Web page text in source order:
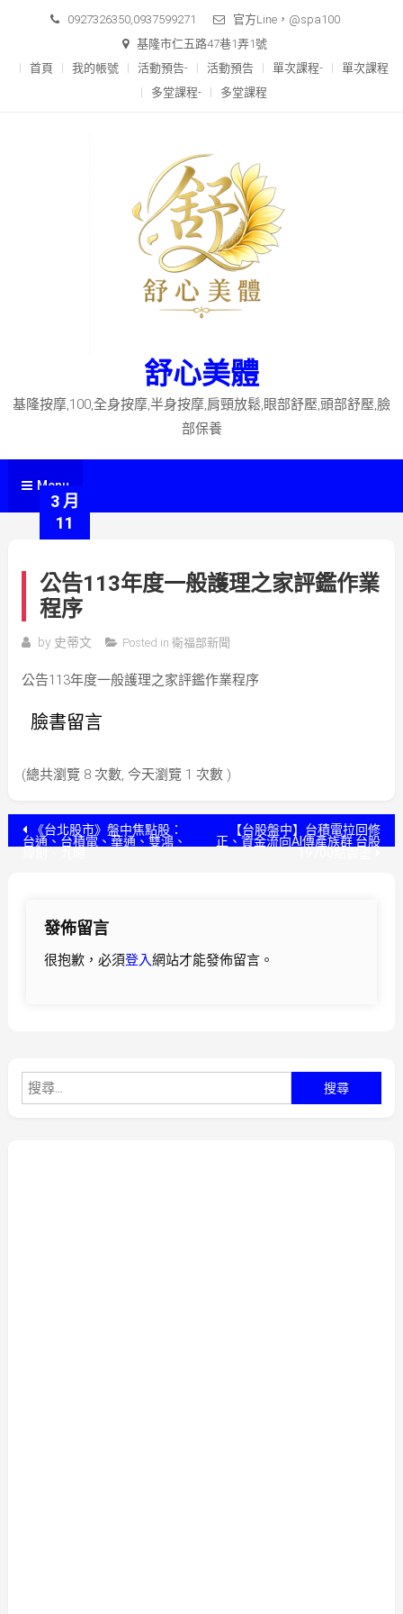
content
0927326350,0937599271
官方Line，@spa100
基隆市仁五路47巷1弄1號
首頁
我的帳號 活動預告- 活動預告 單次課程-
單次課程
多堂課程-
多堂課程
舒心美體
基隆按摩,100,全身按摩,半身按摩,肩頸放鬆,眼部舒壓,頭部舒壓,臉
部保養
Menu
3 月
11
公告113年度一般護理之家評鑑作業
程序
by 史蒂文 Posted in 衛福部新聞
公告113年度一般護理之家評鑑作業程序
臉書留言
(總共瀏覽 8 次數, 今天瀏覽 1 次數 )
文 《台北股市》盤中焦點股：
台通、台積電、華通、雙鴻、
【台股盤中】台積電拉回修
正、資金流向AI傳產族群 台股
發佈留言
很抱歉，必須登入網站才能發佈留言。
尋